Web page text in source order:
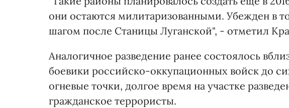
они остаются милитаризованными. Убежден в
шагом после Станицы Луганской", - отметил
Аналогичное разведение ранее состоялось
боевики российско-оккупационных войск до
огневые точки, долгое время на участке
гражданское террористы.